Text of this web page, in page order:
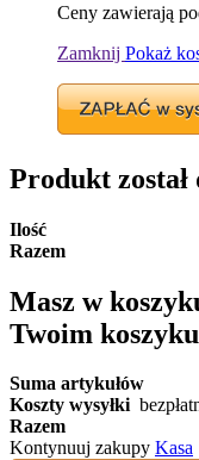
Ceny zawierają
Zamknij Pokaż
Produkt został
Ilość
Razem
Masz w
Twoim
Suma artykułów
Koszty wysyłki
Razem
Kontynuuj zakupy Kasa